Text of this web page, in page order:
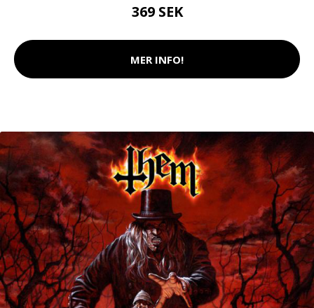
369 SEK
MER INFO!